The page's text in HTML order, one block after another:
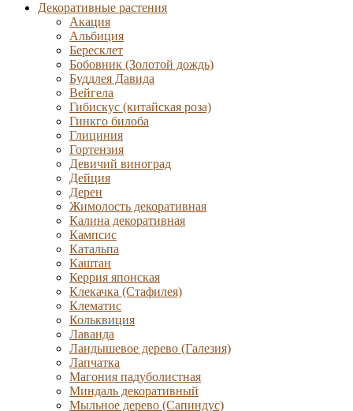
Декоративные растения
Акация
Альбиция
Бересклет
Бобовник (Золотой дождь)
Буддлея Давида
Вейгела
Гибискус (китайская роза)
Гинкго билоба
Глициния
Гортензия
Девичий виноград
Дейция
Дерен
Жимолость декоративная
Калина декоративная
Кампсис
Катальпа
Каштан
Керрия японская
Клекачка (Стафилея)
Клематис
Кольквиция
Лаванда
Ландышевое дерево (Галезия)
Лапчатка
Магония падуболистная
Миндаль декоративный
Мыльное дерево (Сапиндус)